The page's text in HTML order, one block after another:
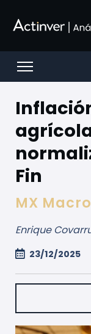
Open menu
Fin
MX
Enrique
23/12/2025